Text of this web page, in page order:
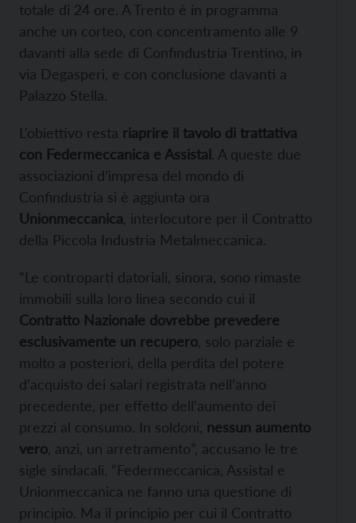
totale di 24 ore. A Trento è in programma
anche un corteo, con concentramento alle 9
davanti alla sede di Confindustria Trentino, in
via Degasperi, e con conclusione davanti a
Palazzo Stella.
L’obiettivo resta riaprire il tavolo di trattativa
con Federmeccanica e Assistal. A queste due
associazioni d’impresa del mondo di
Confindustria si è aggiunta ora
Unionmeccanica , interlocutore per il Contratto
della Piccola Industria Metalmeccanica.
“Le controparti datoriali, sinora, sono rimaste
immobili sulla loro linea secondo cui il
Contratto Nazionale dovrebbe prevedere
esclusivamente un recupero , solo parziale e
molto a posteriori, della perdita del potere
d’acquisto dei salari registrata nell’anno
precedente, per effetto dell’aumento dei
prezzi al consumo. In soldoni, nessun aumento
vero , anzi, un arretramento”, accusano le tre
sigle sindacali. “Federmeccanica, Assistal e
Unionmeccanica ne fanno una questione di
principio. Ma il principio per cui il Contratto